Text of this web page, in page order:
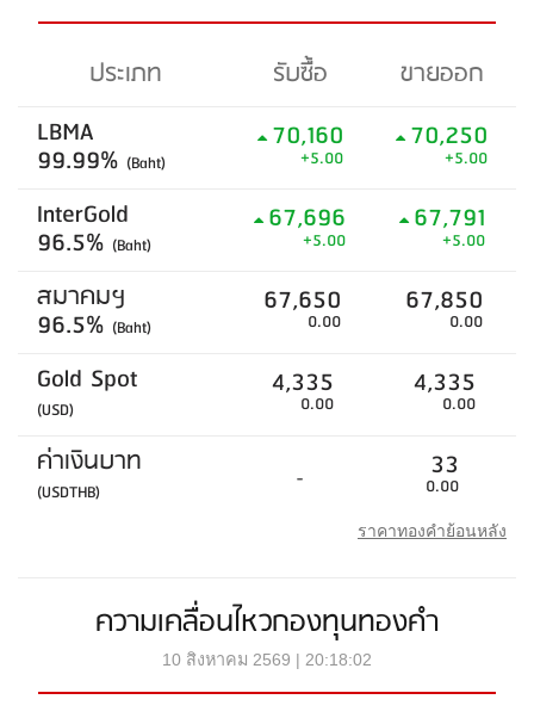
ประเภท รับซื้อ
ขายออก
LBMA
99.99% (Baht)
70,160
+5.00
70,250
+5.00
InterGold
96.5% (Baht)
67,696
+5.00
67,791
+5.00
สมาคมฯ
96.5% (Baht)
67,650
0.00
67,850
0.00
Gold Spot
(USD)
4,335
0.00
4,335
0.00
ค่าเงินบาท
(USDTHB) - 33
0.00
ราคาทองคำย้อนหลัง
ความเคลื่อนไหวกองทุนทองคำ
10 สิงหาคม 2569 | 20:18:02